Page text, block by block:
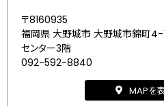
〒8160935
福岡県 大野城市 大野城市錦町4-
センター3階
092-592-8840
MAPを